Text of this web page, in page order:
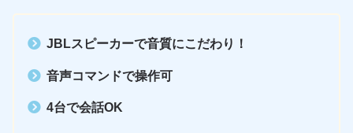
JBLスピーカーで音質にこだわり！
音声コマンドで操作可
4台で会話OK